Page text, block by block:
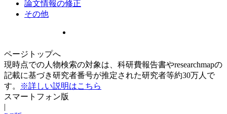
論文情報の修正
その他
ページトップへ
現時点での人物検索の対象は、科研費報告書やresearchmapの
記載に基づき研究者番号が推定された研究者等約30万人で
す。
※詳しい説明はこちら
スマートフォン版
|